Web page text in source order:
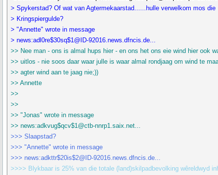
> Spykerstad? Of wat van Agtermekaarstad......hulle verwelkom mos die
> Kringspiergulde?
> "Annette" wrote in message
> news:adl0re$30sq$1@ID-92016.news.dfncis.de...
>> Nee man - ons is almal hups hier - en ons het ons eie wind hier ook
>> uitlos - nie soos daar waar julle is waar almal rondjaag om wind te
>> agter wind aan te jaag nie;))
>> Annette
>>
>>
>> "Jonas" wrote in message
>> news:adkvug$qcv$1@ctb-nnrp1.saix.net...
>>> Slaapstad?
>>> "Annette" wrote in message
>>> news:adkttr$20is$2@ID-92016.news.dfncis.de...
>>>> Blykbaar is 25% van die totale (land)skilpadbevolking wêreldwyd